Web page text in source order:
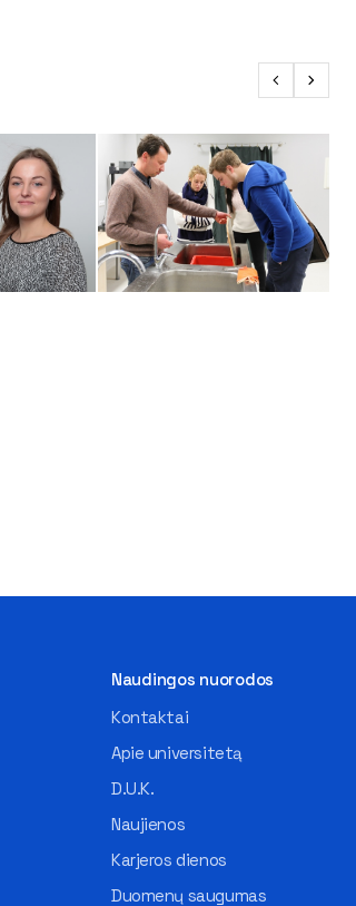
Naudingos nuorodos
Kontaktai
Apie universitetą
D.U.K.
Naujienos
Karjeros dienos
Duomenų saugumas